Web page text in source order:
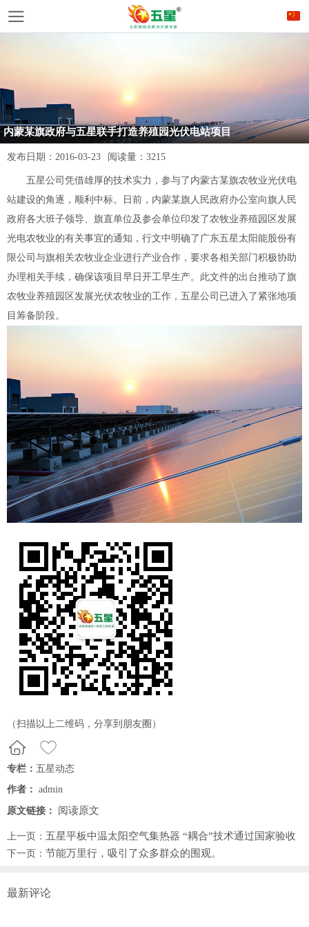
内蒙某旗政府与五星联手打造养殖园光伏电站项目
发布日期： 2016-03-23 阅读量： 3215
五星公司凭借雄厚的技术实力，参与了内蒙古某旗农牧业光伏电
站建设的角逐，顺利中标。日前，内蒙某旗人民政府办公室向旗人民
政府各大班子领导、旗直单位及参会单位印发了农牧业养殖园区发展
光电农牧业的有关事宜的通知，行文中明确了广东五星太阳能股份有
限公司与旗相关农牧业企业进行产业合作，要求各相关部门积极协助
办理相关手续，确保该项目早日开工早生产。此文件的出台推动了旗
农牧业养殖园区发展光伏农牧业的工作，五星公司已进入了紧张地项
目筹备阶段。
（扫描以上二维码，分享到朋友圈）
专栏： 五星动态
作者： admin
原文链接： 阅读原文
上一页： 五星平板中温太阳空气集热器 “耦合”技术通过国家验收
下一页： 节能万里行，吸引了众多群众的围观。
最新评论